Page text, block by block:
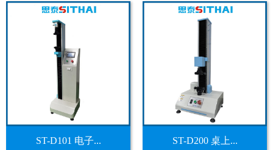
ST-D101 电子... ST-D200 桌上...